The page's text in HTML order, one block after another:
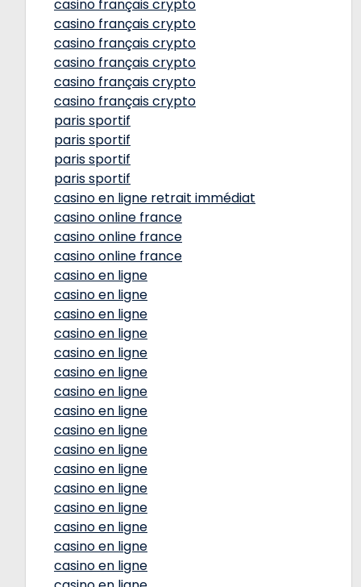
casino français crypto
casino français crypto
casino français crypto
casino français crypto
casino français crypto
casino français crypto
paris sportif
paris sportif
paris sportif
paris sportif
casino en ligne retrait immédiat
casino online france
casino online france
casino online france
casino en ligne
casino en ligne
casino en ligne
casino en ligne
casino en ligne
casino en ligne
casino en ligne
casino en ligne
casino en ligne
casino en ligne
casino en ligne
casino en ligne
casino en ligne
casino en ligne
casino en ligne
casino en ligne